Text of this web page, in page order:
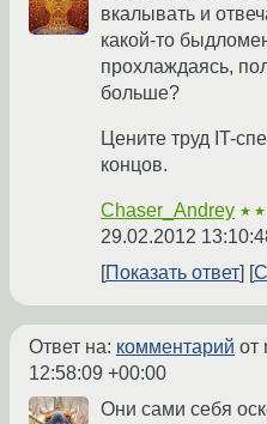
вкалывать и
какой-то
прохлаждаясь,
больше?
Цените труд IT-
концов.
Chaser_Andrey
29.02.2012
Показать ответ
Ответ на: комментарий от
12:58:09 +00:00
Они сами себя